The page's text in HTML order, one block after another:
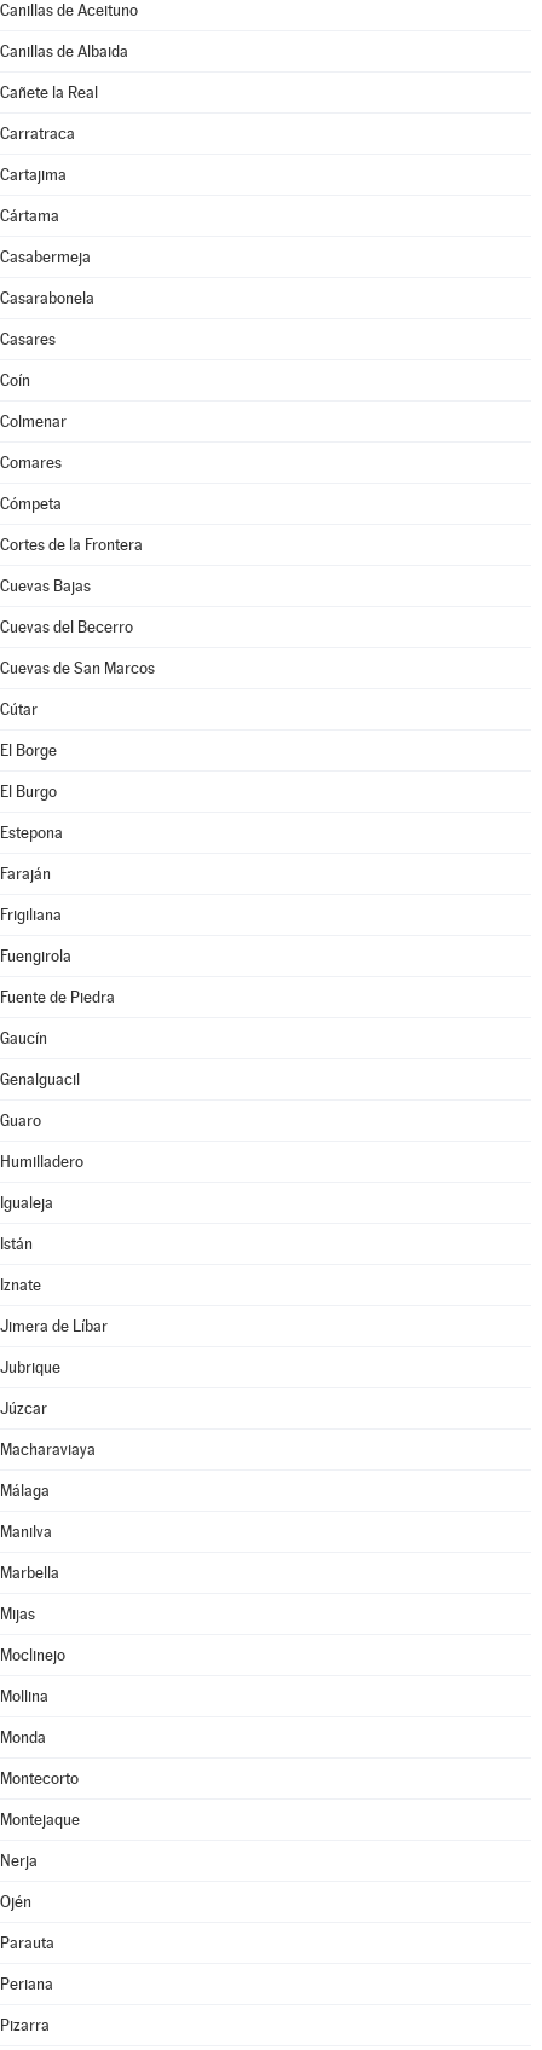
Canillas de Aceituno
Canillas de Albaida
Cañete la Real
Carratraca
Cartajima
Cártama
Casabermeja
Casarabonela
Casares
Coín
Colmenar
Comares
Cómpeta
Cortes de la Frontera
Cuevas Bajas
Cuevas del Becerro
Cuevas de San Marcos
Cútar
El Borge
El Burgo
Estepona
Faraján
Frigiliana
Fuengirola
Fuente de Piedra
Gaucín
Genalguacil
Guaro
Humilladero
Igualeja
Istán
Iznate
Jimera de Líbar
Jubrique
Júzcar
Macharaviaya
Málaga
Manilva
Marbella
Mijas
Moclinejo
Mollina
Monda
Montecorto
Montejaque
Nerja
Ojén
Parauta
Periana
Pizarra